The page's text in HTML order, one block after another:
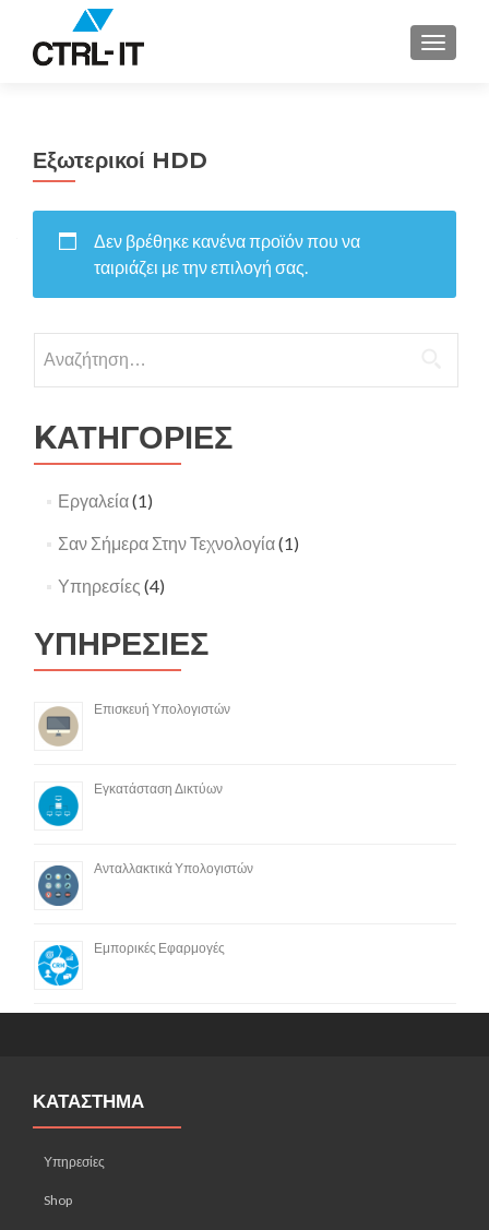
Εξωτερικοί HDD
Δεν βρέθηκε κανένα προϊόν που να
ταιριάζει με την επιλογή σας.
για:
KΑΤΗΓΟΡΙΕΣ
Εργαλεία(1)
Σαν Σήμερα Στην Τεχνολογία(1)
Υπηρεσίες (4)
ΥΠΗΡΕΣΙΕΣ
Επισκευή Υπολογιστών
Εγκατάσταση Δικτύων
Ανταλλακτικά Υπολογιστών
Εμπορικές Εφαρμογές
ΚΑΤΑΣΤΗΜΑ
Υπηρεσίες
Shop